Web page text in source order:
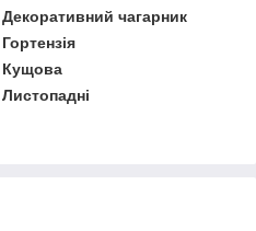
Декоративний чагарник
Гортензія
Кущова
Листопадні